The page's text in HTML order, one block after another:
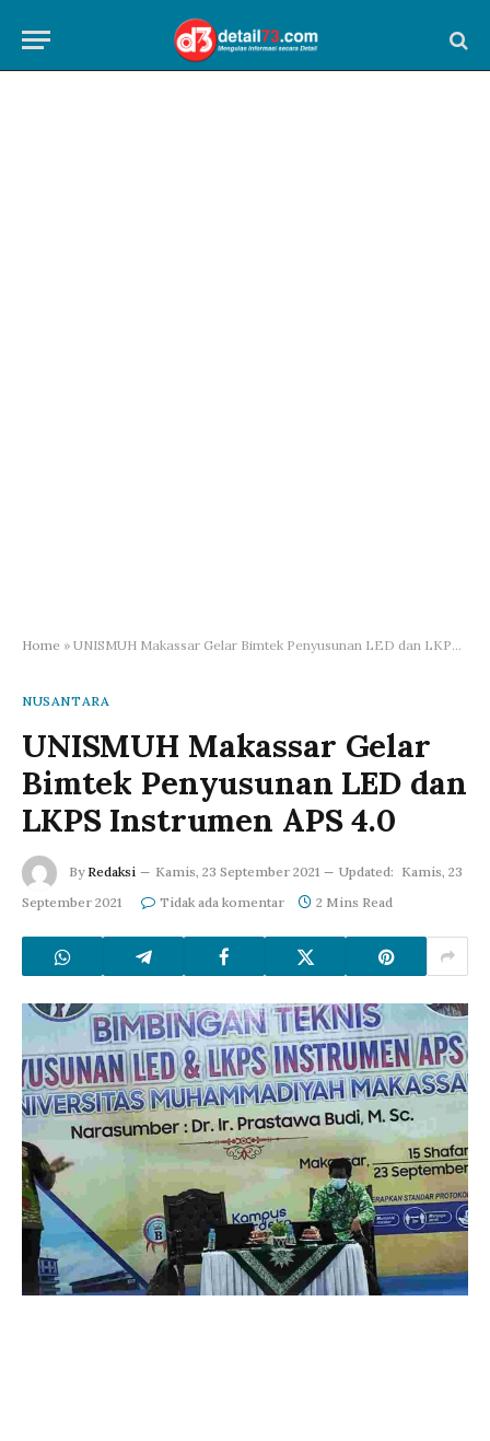
Home » UNISMUH Makassar Gelar Bimtek Penyusunan LED dan LKPS Instrumen APS 4.0
NUSANTARA
UNISMUH Makassar Gelar
Bimtek Penyusunan LED dan
LKPS Instrumen APS 4.0
By Redaksi Kamis, 23 September 2021 Updated: Kamis, 23
September 2021
Tidak ada komentar 2 Mins Read